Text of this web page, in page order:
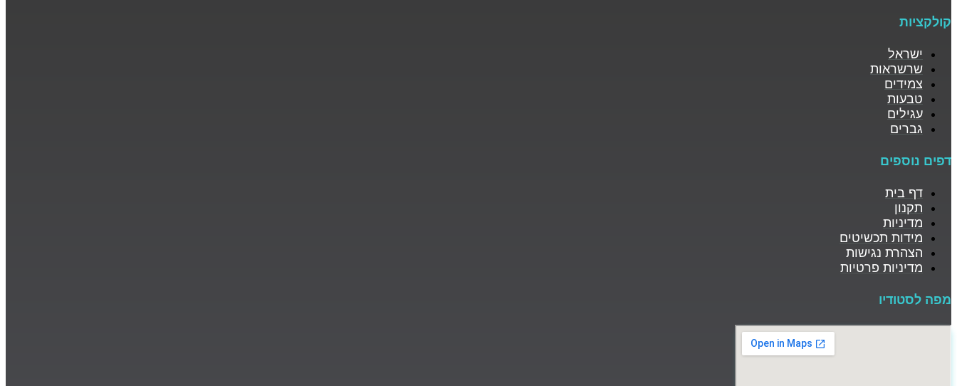
קולקציות
ישראל
שרשראות
צמידים
טבעות
עגילים
גברים
דפים נוספים
דף בית
תקנון
מדיניות
מידות תכשיטים
הצהרת נגישות
מדיניות פרטיות
מפה לסטודיו